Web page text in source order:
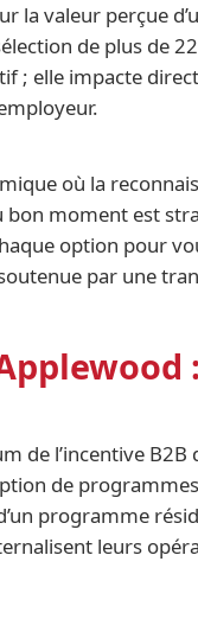
la valeur perçue
de plus de
; elle impacte
où la
bon moment est
option pour
par une
de l’incentive
de
programme
leurs